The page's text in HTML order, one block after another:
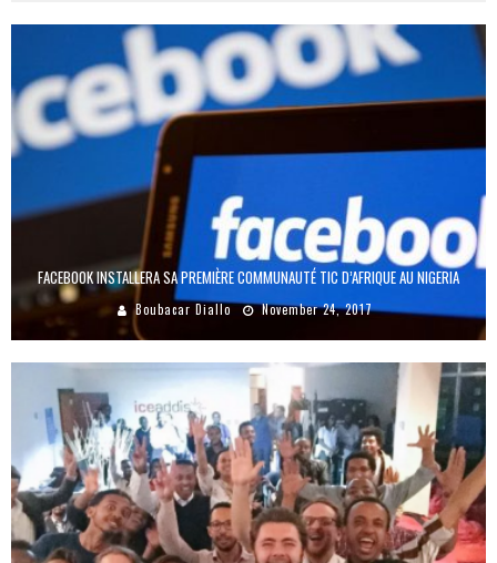
FACEBOOK INSTALLERA SA PREMIÈRE COMMUNAUTÉ TIC D’AFRIQUE AU NIGERIA
Boubacar Diallo November 24, 2017